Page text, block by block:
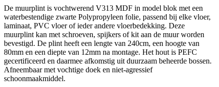
De muurplint is vochtwerend V313 MDF in model blok met een
waterbestendige zwarte Polypropyleen folie, passend bij elke vloer,
laminaat, PVC vloer of ieder andere vloerbedekking. Deze
muurplint kan met schroeven, spijkers of kit aan de muur worden
bevestigd. De plint heeft een lengte van 240cm, een hoogte van
80mm en een diepte van 12mm na montage. Het hout is PEFC
gecertificeerd en daarmee afkomstig uit duurzaam beheerde bossen.
Afneembaar met vochtige doek en niet-agressief
schoonmaakmiddel.